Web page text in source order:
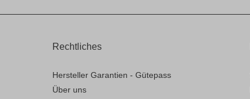
Rechtliches
Hersteller Garantien - Gütepass
Über uns